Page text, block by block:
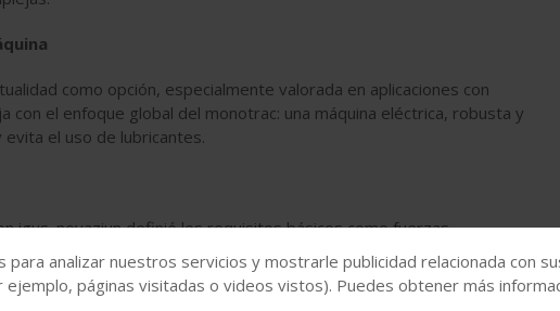
como opción, especialmente valorada en aplicaciones con
con el enfoque global del monotrac: una máquina eléctrica, robusta y
el uso de lubricantes.
igus. novaziun definió los requisitos básicos como fuerzas,
que igus ayudó a dimensionar los componentes.
importante en este proceso."Esta herramienta es muy valiosa para
analizar nuestros servicios y mostrarle publicidad relacionada con
páginas visitadas o videos vistos). Puedes obtener más